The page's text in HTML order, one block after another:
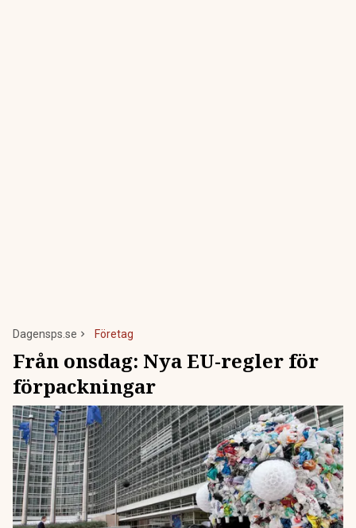
Dagensps.se Företag
Från onsdag: Nya EU-regler för
förpackningar